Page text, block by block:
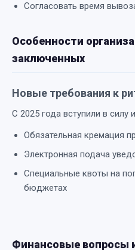
Согласовать время
Особенности
заключенных
Новые требования к
С 2025 года вступили в силу
Обязательная кремация
Электронная подача
Специальные квоты на
бюджетах
Финансовые вопросы